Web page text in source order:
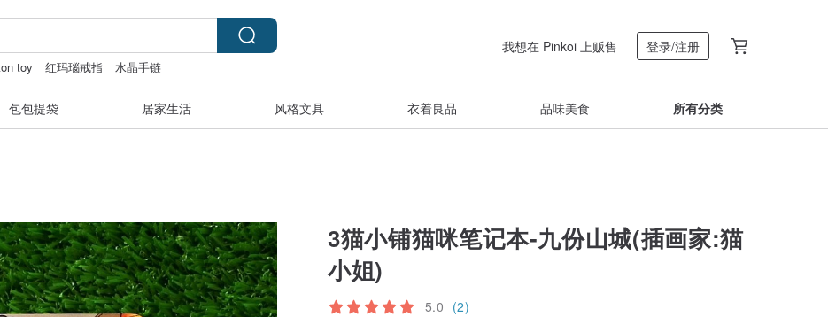
toy 红玛瑙戒指
水晶手链
我想在 Pinkoi 上贩售 登录/注册
包包提袋 居家生活 风格文具 衣着良品 品味美食 所有分类
3猫小铺猫咪笔记本-九份山城(插画家:猫
小姐)
5.0 (2)